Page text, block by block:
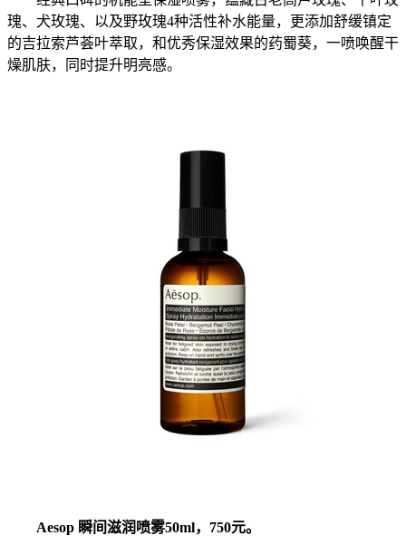
瑰、犬玫瑰、以及野玫瑰4种活性补水能量，更添加舒缓镇定
的吉拉索芦荟叶萃取，和优秀保湿效果的药蜀葵，一喷唤醒干
燥肌肤，同时提升明亮感。
Aesop 瞬间滋润喷雾50ml，750元。